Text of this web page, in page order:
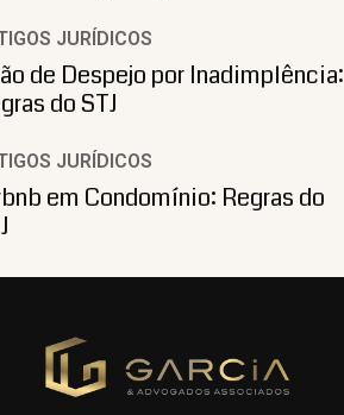
JURÍDICOS
de Despejo por Inadimplência:
do STJ
JURÍDICOS
em Condomínio: Regras do